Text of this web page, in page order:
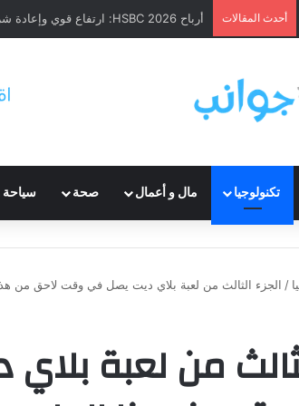
أحدث المقالات تحرير المشاعر من أثر الطفولة: قصة
تكنولوجيا مال و أعمال صحة سياحة
/ الجزء الثالث من لعبة بلاي ديت يصل في وقت لاحق من
من لعبة